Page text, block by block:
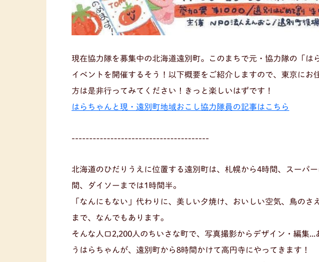
現在協力隊を募集中の北海道遠別町。このまちで元・協力隊の「は
イベントを開催するそう！以下概要をご紹介しますので、東京にお
方は是非行ってみてください！きっと楽しいはずです！
はらちゃんと現・遠別町地域おこし協力隊員の記事はこちら
---------------------------------------
北海道のひだりうえに位置する遠別町は、札幌から4時間、スーパ
間、ダイソーまでは1時間半。
「なんにもない」代わりに、美しい夕焼け、おいしい空気、鳥のさ
まで、なんでもあります。
そんな人口2,200人のちいさな町で、写真撮影からデザイン・編集
うはらちゃんが、遠別町から8時間かけて高円寺にやってきます！